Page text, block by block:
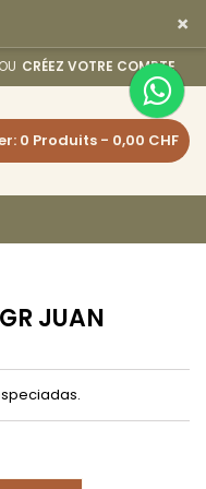
×
OU CRÉEZ VOTRE COMPTE
0 Produits - 0,00 CHF
JUAN